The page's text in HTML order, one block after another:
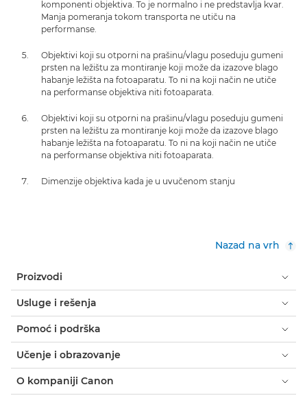
komponenti objektiva. To je normalno i ne predstavlja kvar.
Manja pomeranja tokom transporta ne utiču na
performanse.
Objektivi koji su otporni na prašinu/vlagu poseduju gumeni
prsten na ležištu za montiranje koji može da izazove blago
habanje ležišta na fotoaparatu. To ni na koji način ne utiče
na performanse objektiva niti fotoaparata.
Objektivi koji su otporni na prašinu/vlagu poseduju gumeni
prsten na ležištu za montiranje koji može da izazove blago
habanje ležišta na fotoaparatu. To ni na koji način ne utiče
na performanse objektiva niti fotoaparata.
Dimenzije objektiva kada je u uvučenom stanju
Nazad na vrh
Proizvodi
Usluge i rešenja
Pomoć i podrška
Učenje i obrazovanje
O kompaniji Canon